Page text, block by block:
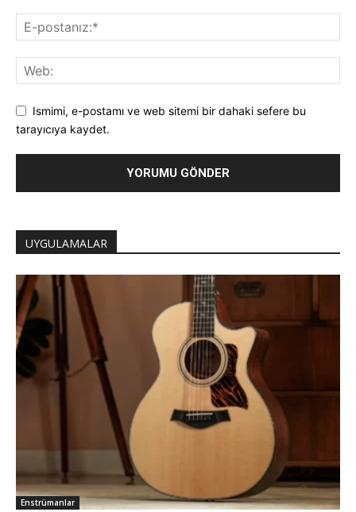
Ismimi, e-postamı ve web sitemi bir dahaki sefere bu
tarayıcıya kaydet.
UYGULAMALAR
Enstrümanlar